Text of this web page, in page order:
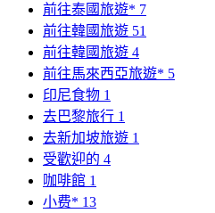
前往泰國旅遊* 7
前往韓國旅遊 51
前往韓國旅遊 4
前往馬來西亞旅遊* 5
印尼食物 1
去巴黎旅行 1
去新加坡旅遊 1
受歡迎的 4
咖啡館 1
小费* 13